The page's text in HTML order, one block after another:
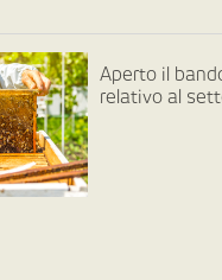
Aperto il
relativo al